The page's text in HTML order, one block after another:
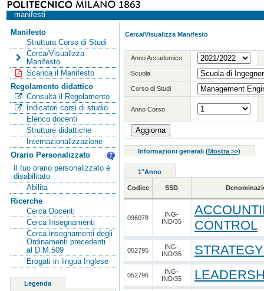
manifesti
Manifesto
Struttura Corso di Studi
Cerca/Visualizza
Manifesto
Scarica il Manifesto
Regolamento didattico
Consulta il Regolamento
Indicatori corsi di studio
Elenco docenti
Strutture didattiche
Internazionalizzazione
Orario Personalizzato
Il tuo orario personalizzato è
disabilitato
Abilita
Ricerche
Cerca Docenti
Cerca Insegnamenti
Cerca insegnamenti degli
Ordinamenti precedenti
al D.M.509
Erogati in lingua Inglese
Legenda
Cerca/Visualizza Manifesto
Anno Accademico
Scuola
Corso di Studi
Anno Corso
Informazioni generali (Mostra >>)
1oAnno
Codice SSD
096078
ING-
IND/35
CONTROL
052795
ING-
IND/35
052796
ING-
IND/35